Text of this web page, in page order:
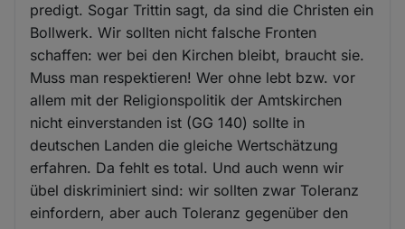
predigt. Sogar Trittin sagt, da sind die Christen ein
Bollwerk. Wir sollten nicht falsche Fronten
schaffen: wer bei den Kirchen bleibt, braucht sie.
Muss man respektieren! Wer ohne lebt bzw. vor
allem mit der Religionspolitik der Amtskirchen
nicht einverstanden ist (GG 140) sollte in
deutschen Landen die gleiche Wertschätzung
erfahren. Da fehlt es total. Und auch wenn wir
übel diskriminiert sind: wir sollten zwar Toleranz
einfordern, aber auch Toleranz gegenüber den